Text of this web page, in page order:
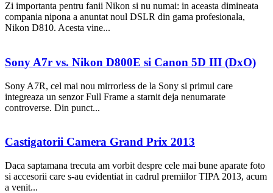
Zi importanta pentru fanii Nikon si nu numai: in aceasta dimineata
compania nipona a anuntat noul DSLR din gama profesionala,
Nikon D810. Acesta vine...
Sony A7r vs. Nikon D800E si Canon 5D III (DxO)
Sony A7R, cel mai nou mirrorless de la Sony si primul care
integreaza un senzor Full Frame a starnit deja nenumarate
controverse. Din punct...
Castigatorii Camera Grand Prix 2013
Daca saptamana trecuta am vorbit despre cele mai bune aparate foto
si accesorii care s-au evidentiat in cadrul premiilor TIPA 2013, acum
a venit...